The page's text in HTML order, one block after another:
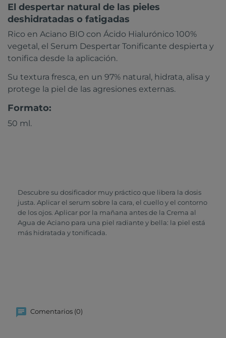
El despertar natural de las pieles
deshidratadas o fatigadas
Rico en Aciano BIO con Ácido Hialurónico 100%
vegetal, el Serum Despertar Tonificante despierta y
tonifica desde la aplicación.
Su textura fresca, en un 97% natural, hidrata, alisa y
protege la piel de las agresiones externas.
Formato:
50 ml.
Descubre su dosificador muy práctico que libera la dosis
justa. Aplicar el serum sobre la cara, el cuello y el contorno
de los ojos. Aplicar por la mañana antes de la Crema al
Agua de Aciano para una piel radiante y bella: la piel está
más hidratada y tonificada.
Comentarios (0)